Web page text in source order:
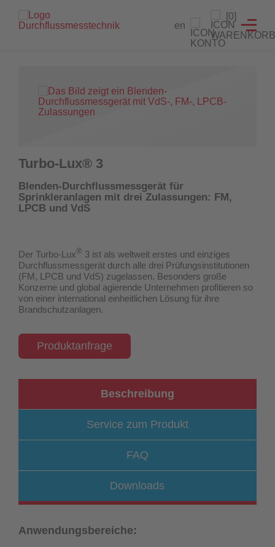
en
[0]
Turbo-Lux® 3
Blenden-Durchflussmessgerät für
Sprinkleranlagen mit drei Zulassungen: FM,
LPCB und VdS
Der Turbo-Lux® 3 ist als weltweit erstes und einziges
Durchflussmessgerät durch alle drei Prüfungsinstitutionen
(FM, LPCB und VdS) zugelassen. Besonders große
Konzerne und global agierende Unternehmen profitieren so
von einer international einheitlichen Lösung für ihre
Brandschutzanlagen.
Produktanfrage
Beschreibung
Service zum Produkt
FAQ
Downloads
Anwendungsbereiche:
Hydrantenprüfgerät Löschwasserversorgung
Wandhydrantenprüfgerät
Durchflussmessgeräte für Sprinkleranlagen
Hydrantenprüfgeräte für die Löschwasserversorgung
UW3 Serie Überwachungsschalter
Maschinistenausbildung
Wartung und Reparatur
Zertifikatsgenerator